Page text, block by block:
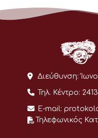
Διεύθυνση:
Τηλ. Κέντρο:
E-mail:
Τηλεφωνικός